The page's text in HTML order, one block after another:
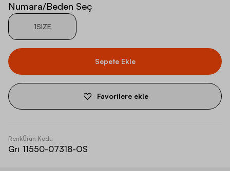
Numara/Beden Seç
1SIZE
Sepete Ekle
Favorilere ekle
Renk
Gri
Ürün Kodu
11550-07318-OS